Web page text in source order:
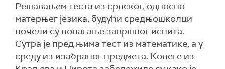
Решавањем теста из српског, односно
матерњег језика, будући средњошколци
почели су полагање завршног испита.
Сутра је пред њима тест из математике, а у
среду из изабраног предмета. Колеге из